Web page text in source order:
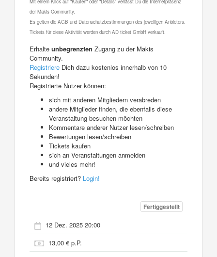
der Makis Community.
Es gelten die AGB und Datenschutzbestimmungen des jeweiligen Anbieters.
Tickets für diese Aktivität werden durch AD ticket GmbH verkauft.
Erhalte unbegrenzten Zugang zu der Makis
Community.
Registriere Dich dazu kostenlos innerhalb von 10
Sekunden!
Registrierte Nutzer können:
sich mit anderen Mitgliedern verabreden
andere Mitglieder finden, die ebenfalls diese
Veranstaltung besuchen möchten
Kommentare anderer Nutzer lesen/schreiben
Bewertungen lesen/schreiben
Tickets kaufen
sich an Veranstaltungen anmelden
und vieles mehr!
Bereits registriert? Login!
Fertiggestellt
12 Dez. 2025 20:00
13,00 € p.P.